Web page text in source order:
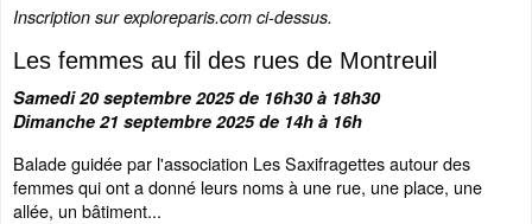
Inscription sur exploreparis.com ci-dessus.
Les femmes au fil des rues de Montreuil
Samedi 20 septembre 2025 de 16h30 à 18h30
Dimanche 21 septembre 2025 de 14h à 16h
Balade guidée par l'association Les Saxifragettes autour des
femmes qui ont a donné leurs noms à une rue, une place, une
allée, un bâtiment...